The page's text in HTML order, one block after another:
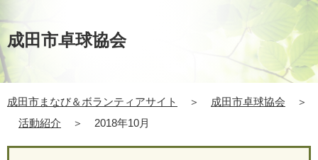
成田市卓球協会
成田市まなび＆ボランティアサイト ＞ 成田市卓球協会
＞
活動紹介
＞ 2018年10月